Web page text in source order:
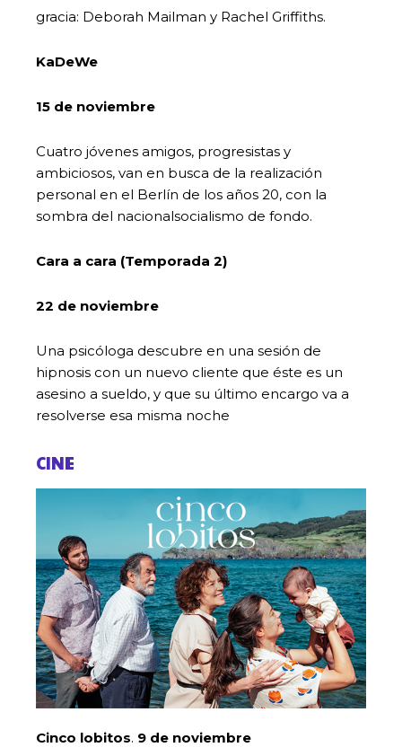
gracia: Deborah Mailman y Rachel Griffiths.
KaDeWe
15 de noviembre
Cuatro jóvenes amigos, progresistas y
ambiciosos, van en busca de la realización
personal en el Berlín de los años 20, con la
sombra del nacionalsocialismo de fondo.
Cara a cara (Temporada 2)
22 de noviembre
Una psicóloga descubre en una sesión de
hipnosis con un nuevo cliente que éste es un
asesino a sueldo, y que su último encargo va a
resolverse esa misma noche
CINE
Cinco lobitos. 9 de noviembre